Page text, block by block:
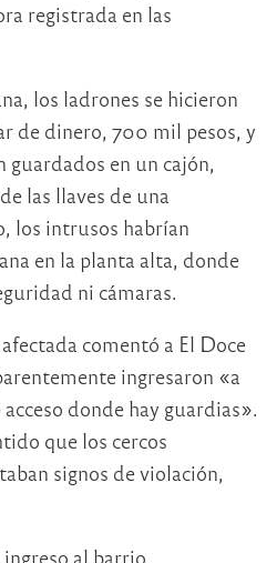
registrada en las
los ladrones se hicieron
de dinero, 700 mil pesos, y
guardados en un cajón,
las llaves de una
los intrusos habrían
en la planta alta, donde
ni cámaras.
comentó a El Doce
ingresaron «a
donde hay guardias».
que los cercos
signos de violación,
al barrio